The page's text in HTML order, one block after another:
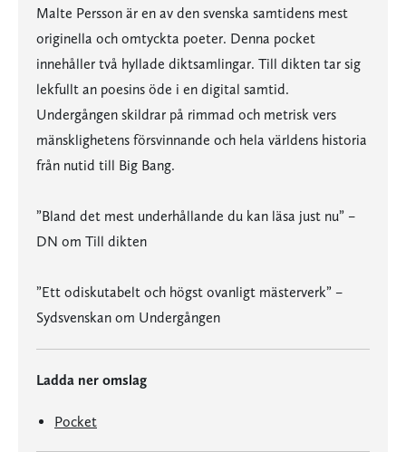
Malte Persson är en av den svenska samtidens mest
originella och omtyckta poeter. Denna pocket
innehåller två hyllade diktsamlingar. Till dikten tar sig
lekfullt an poesins öde i en digital samtid.
Undergången skildrar på rimmad och metrisk vers
mänsklighetens försvinnande och hela världens historia
från nutid till Big Bang.
”Bland det mest underhållande du kan läsa just nu” –
DN om Till dikten
”Ett odiskutabelt och högst ovanligt mästerverk” –
Sydsvenskan om Undergången
Ladda ner omslag
Pocket